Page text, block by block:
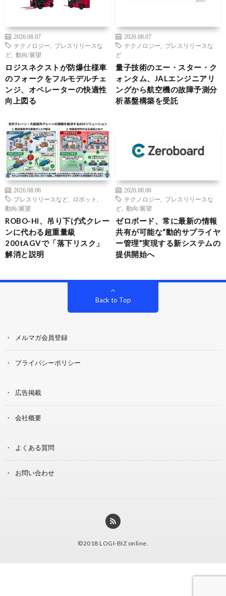
2026.08.07
テクノロジー
プレスリリースな
ど
動向/展望
ロジスネクストが防爆仕様車
のフォークをフルモデルチェ
ンジ、オペレーターの快適性
向上図る
2026.08.07
テクノロジー
プレスリリースな
ど
量子技術のエー・スター・ク
ォンタム、JALエンジニアリ
ングから航空機の故障予測分
析基盤構築を受託
2026.08.06
プレスリリースなど
ロボット
動向/展望
ROBO-HI、吊り下げ式クレー
ンに代わる超重量級
200tAGVで「落下リスク」
解消と説明
2026.08.06
テクノロジー
プレスリリースな
ど
動向/展望
ゼロボード、常に最新の情報
共有が可能な“動的サプライヤ
ー管理”実現する新システムの
提供開始へ
Back to Top
メルマガ会員登録
プライバシーポリシー
広告掲載
会社概要
よくある質問
お問い合わせ
©2018 LOGI-BIZ online.